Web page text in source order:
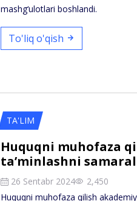
mashg‘ulotlari boshlandi.
To'liq o'qish
TA'LIM
Huquqni muhofaza
ta’minlashni
26 Sentabr 2024
2,450
Huquqni muhofaza qilish